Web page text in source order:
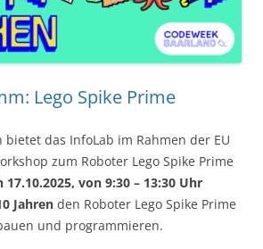
Lego Spike Prime
das InfoLab im Rahmen der EU
zum Roboter Lego Spike Prime
17.10.2025, von 9:30 – 13:30 Uhr
Jahren den Roboter Lego Spike Prime
und programmieren.